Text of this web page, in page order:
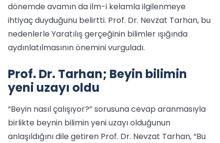
dönemde avamın da ilm-i kelamla ilgilenmeye
ihtiyaç duyduğunu belirtti. Prof. Dr. Nevzat Tarhan, bu
nedenlerle Yaratılış gerçeğinin bilimler ışığında
aydınlatılmasının önemini vurguladı.
Prof. Dr. Tarhan; Beyin bilimin
yeni uzayı oldu
“Beyin nasıl çalışıyor?” sorusuna cevap aranmasıyla
birlikte beynin bilimin yeni uzayı olduğunun
anlaşıldığını dile getiren Prof. Dr. Nevzat Tarhan, “Bu